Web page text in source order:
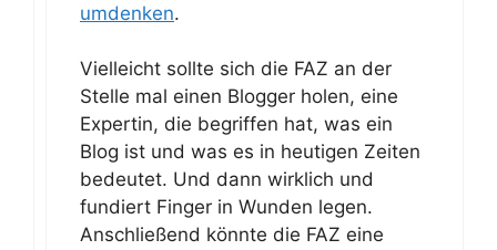
umdenken.
Vielleicht sollte sich die FAZ an der
Stelle mal einen Blogger holen, eine
Expertin, die begriffen hat, was ein
Blog ist und was es in heutigen Zeiten
bedeutet. Und dann wirklich und
fundiert Finger in Wunden legen.
Anschließend könnte die FAZ eine